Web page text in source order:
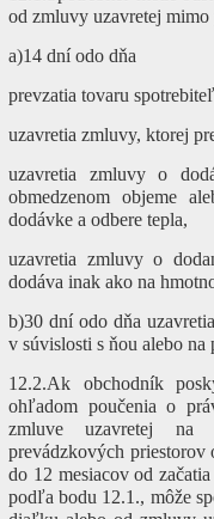
od zmluvy uzavretej
a)14 dní odo dňa
prevzatia tovaru
uzavretia zmluvy, ktorej
uzavretia zmluvy o
obmedzenom objeme
dodávke a odbere tepla,
uzavretia zmluvy o
dodáva inak ako na
b)30 dní odo dňa
v súvislosti s ňou alebo
12.2.Ak obchodník
ohľadom poučenia o
zmluve uzavretej
prevádzkových priestorov
do 12 mesiacov od
podľa bodu 12.1., môže